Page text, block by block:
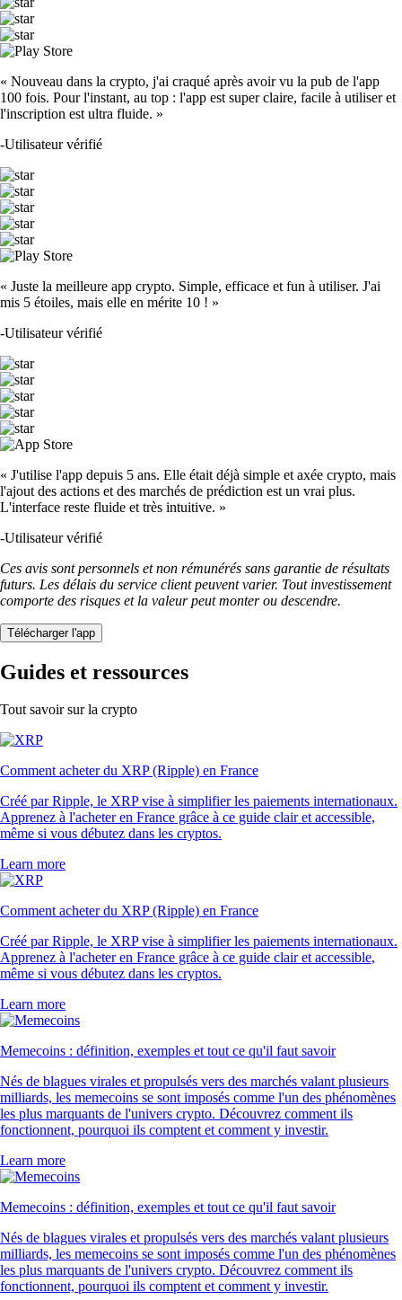
« Nouveau dans la crypto, j'ai craqué après avoir vu la pub de l'app
100 fois. Pour l'instant, au top : l'app est super claire, facile à utiliser et
l'inscription est ultra fluide. »
-Utilisateur vérifié
« Juste la meilleure app crypto. Simple, efficace et fun à utiliser. J'ai
mis 5 étoiles, mais elle en mérite 10 ! »
-Utilisateur vérifié
« J'utilise l'app depuis 5 ans. Elle était déjà simple et axée crypto, mais
l'ajout des actions et des marchés de prédiction est un vrai plus.
L'interface reste fluide et très intuitive. »
-Utilisateur vérifié
Ces avis sont personnels et non rémunérés sans garantie de résultats
futurs. Les délais du service client peuvent varier. Tout investissement
comporte des risques et la valeur peut monter ou descendre.
Télécharger l'app
Guides et ressources
Tout savoir sur la crypto
Comment acheter du XRP (Ripple) en France
Créé par Ripple, le XRP vise à simplifier les paiements internationaux.
Apprenez à l'acheter en France grâce à ce guide clair et accessible,
même si vous débutez dans les cryptos.
Learn more
Comment acheter du XRP (Ripple) en France
Créé par Ripple, le XRP vise à simplifier les paiements internationaux.
Apprenez à l'acheter en France grâce à ce guide clair et accessible,
même si vous débutez dans les cryptos.
Learn more
Memecoins : définition, exemples et tout ce qu'il faut savoir
Nés de blagues virales et propulsés vers des marchés valant plusieurs
milliards, les memecoins se sont imposés comme l'un des phénomènes
les plus marquants de l'univers crypto. Découvrez comment ils
fonctionnent, pourquoi ils comptent et comment y investir.
Learn more
Memecoins : définition, exemples et tout ce qu'il faut savoir
Nés de blagues virales et propulsés vers des marchés valant plusieurs
milliards, les memecoins se sont imposés comme l'un des phénomènes
les plus marquants de l'univers crypto. Découvrez comment ils
fonctionnent, pourquoi ils comptent et comment y investir.